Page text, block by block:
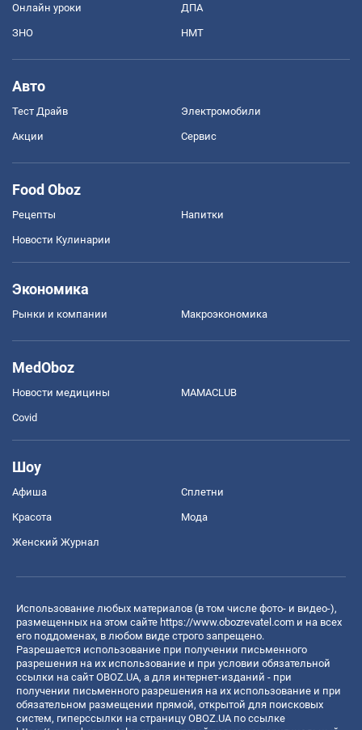
Онлайн уроки ДПА
ЗНО НМТ
Авто
Тест Драйв Электромобили
Акции Сервис
Food Oboz
Рецепты Напитки
Новости Кулинарии
Экономика
Рынки и компании Mакроэкономика
MedOboz
Новости медицины MAMACLUB
Covid
Шоу
Афиша Сплетни
Красота Мода
Женский Журнал
Использование любых материалов (в том числе фото- и видео-),
размещенных на этом сайте https://www.obozrevatel.com и на всех
его поддоменах, в любом виде строго запрещено.
Разрешается использование при получении письменного
разрешения на их использование и при условии обязательной
ссылки на сайт OBOZ.UA, а для интернет-изданий - при
получении письменного разрешения на их использование и при
обязательном размещении прямой, открытой для поисковых
систем, гиперссылки на страницу OBOZ.UA по ссылке